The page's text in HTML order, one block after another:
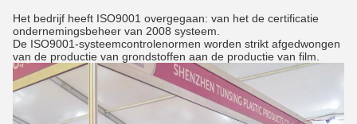
Het bedrijf heeft ISO9001 overgegaan: van het de certificatie
ondernemingsbeheer van 2008 systeem.
De ISO9001-systeemcontrolenormen worden strikt afgedwongen
van de productie van grondstoffen aan de productie van film.